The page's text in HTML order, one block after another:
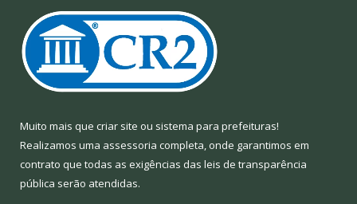
Muito mais que criar site ou sistema para prefeituras!
Realizamos uma assessoria completa, onde garantimos em
contrato que todas as exigências das leis de transparência
pública serão atendidas.